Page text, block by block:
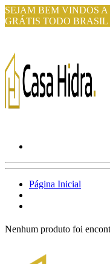
SEJAM BEM VINDOS
GRÁTIS TODO BRASIL
Página Inicial
Nenhum produto foi